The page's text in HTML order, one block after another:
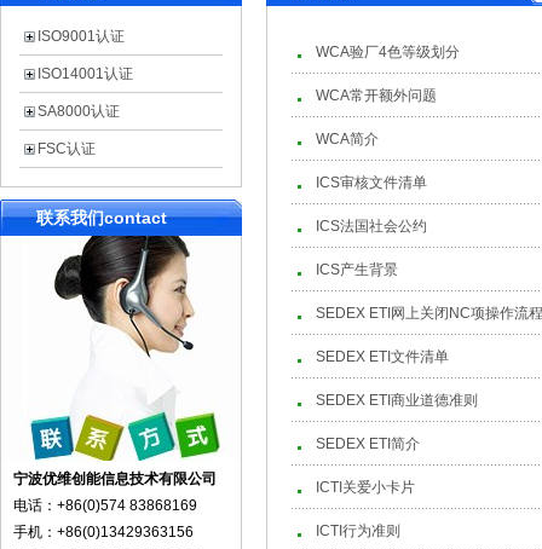
ISO9001认证
ISO14001认证
SA8000认证
FSC认证
联系我们contact
宁波优维创能信息技术有限公司
电话：+86(0)574 83868169
手机：+86(0)13429363156
WCA验厂4色等级划分
WCA常开额外问题
WCA简介
ICS审核文件清单
ICS法国社会公约
ICS产生背景
SEDEX ETI网上关闭NC项操作流程
SEDEX ETI文件清单
SEDEX ETI商业道德准则
SEDEX ETI简介
ICTI关爱小卡片
ICTI行为准则